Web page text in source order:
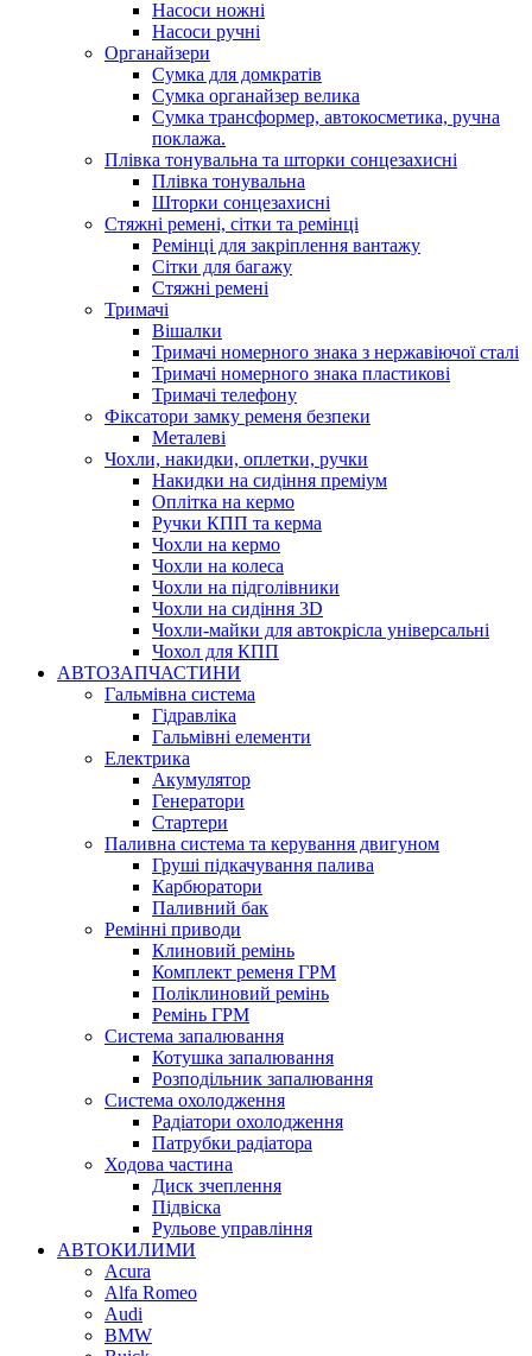
Насоси ножні
Насоси ручні
Органайзери
Сумка для домкратів
Сумка органайзер велика
Сумка трансформер, автокосметика, ручна
поклажа.
Плівка тонувальна та шторки сонцезахисні
Плівка тонувальна
Шторки сонцезахисні
Стяжні ремені, сітки та ремінці
Ремінці для закріплення вантажу
Сітки для багажу
Стяжні ремені
Тримачі
Вішалки
Тримачі номерного знака з нержавіючої сталі
Тримачі номерного знака пластикові
Тримачі телефону
Фіксатори замку ременя безпеки
Металеві
Чохли, накидки, оплетки, ручки
Накидки на сидіння преміум
Оплітка на кермо
Ручки КПП та керма
Чохли на кермо
Чохли на колеса
Чохли на підголівники
Чохли на сидіння 3D
Чохли-майки для автокрісла універсальні
Чохол для КПП
АВТОЗАПЧАСТИНИ
Гальмівна система
Гідравліка
Гальмівні елементи
Електрика
Акумулятор
Генератори
Стартери
Паливна система та керування двигуном
Груші підкачування палива
Карбюратори
Паливний бак
Ремінні приводи
Клиновий ремінь
Комплект ременя ГРМ
Поліклиновий ремінь
Ремінь ГРМ
Система запалювання
Котушка запалювання
Розподільник запалювання
Система охолодження
Радіатори охолодження
Патрубки радіатора
Ходова частина
Диск зчеплення
Підвіска
Рульове управління
АВТОКИЛИМИ
Acura
Alfa Romeo
Audi
BMW